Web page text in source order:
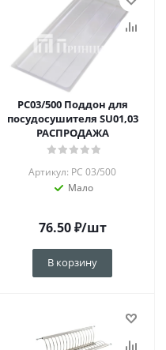
PC03/500 Поддон для
посудосушителя SU01,03
РАСПРОДАЖА
Артикул: PC 03/500
Мало
76.50₽/шт
В корзину